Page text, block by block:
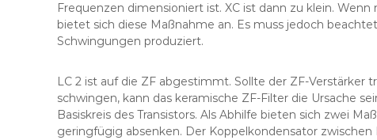
Frequenzen dimensioniert ist. XC ist dann zu klein.
bietet sich diese Maßnahme an. Es muss jedoch
Schwingungen produziert.
LC 2 ist auf die ZF abgestimmt. Sollte der ZF-
schwingen, kann das keramische ZF-Filter die Ursache
Basiskreis des Transistors. Als Abhilfe bieten sich zwei
geringfügig absenken. Der Koppelkondensator zwischen